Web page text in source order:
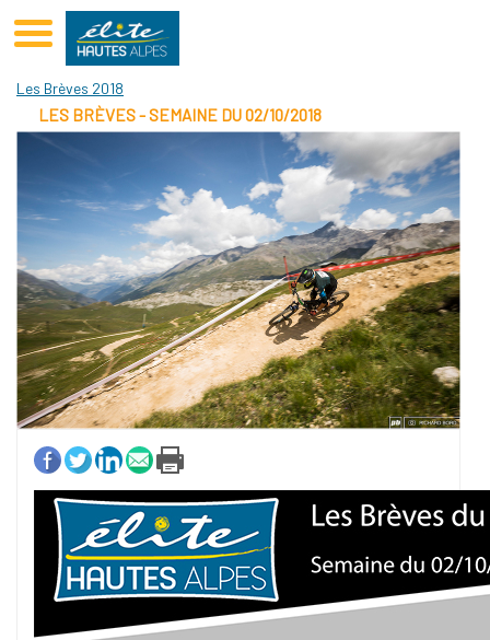
Les Brèves 2018
LES BRÈVES - SEMAINE DU 02/10/2018